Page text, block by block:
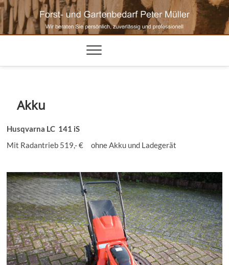
Skip
to
content
Akku
Husqvarna LC 141 iS
Mit Radantrieb 519,- € ohne Akku und Ladegerät